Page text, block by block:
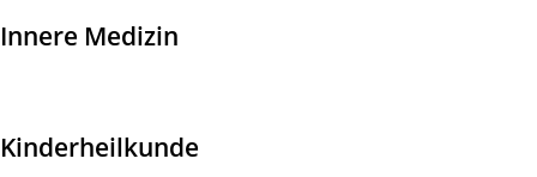
Innere Medizin
Kinderheilkunde